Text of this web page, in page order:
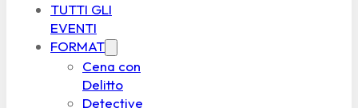
TUTTI GLI
EVENTI
FORMAT
Cena con
Delitto
Detective